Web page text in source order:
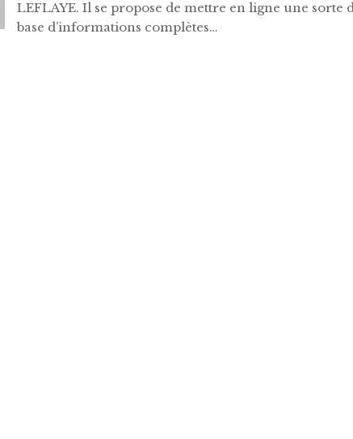
LEFLAYE. Il se propose de mettre en ligne une sorte
base d’informations complètes…